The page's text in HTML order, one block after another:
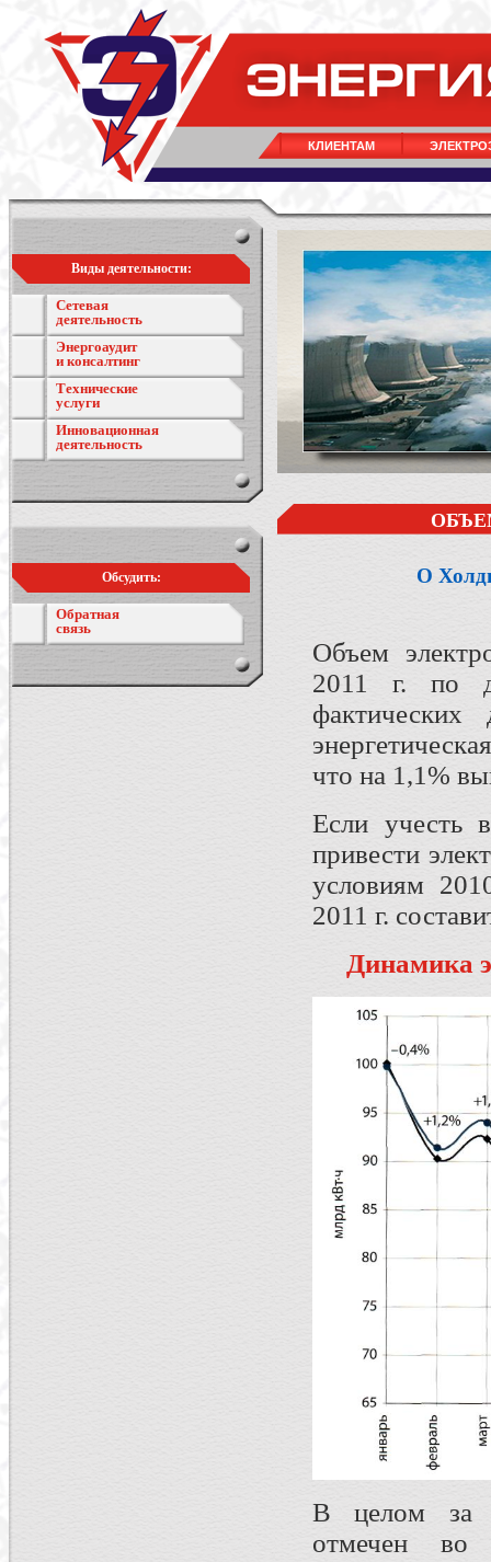
КЛИЕНТАМ
Виды деятельности:
Сетевая
деятельность
Энергоаудит
и консалтинг
Технические
услуги
Инновационная
деятельность
Обсудить:
Обратная
связь
О
Объем
2011 г. по
что на 1,1%
Если учесть
привести
условиям
2011 г.
Динамика
В целом за
отмечен во